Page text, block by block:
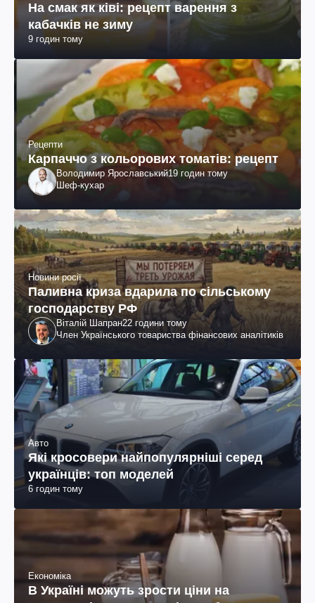
На смак як ківі: рецепт варення з
кабачків не зиму
9 годин тому
Рецепти
Карпаччо з кольорових томатів: рецепт
Володимир Ярославський19 годин тому
Шеф-кухар
Новини росії
Паливна криза вдарила по сільському
господарству РФ
Віталій Шапран22 години тому
Член Українського товариства фінансових аналітиків
Авто
Які кросовери найпопулярніші серед
українців: топ моделей
6 годин тому
Економіка
В Україні можуть зрости ціни на